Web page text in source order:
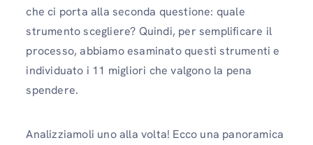
che ci porta alla seconda questione: quale
strumento scegliere? Quindi, per semplificare il
processo, abbiamo esaminato questi strumenti e
individuato i 11 migliori che valgono la pena
spendere.
Analizziamoli uno alla volta! Ecco una panoramica